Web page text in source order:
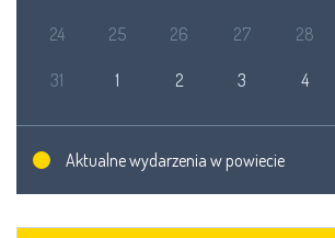
24 25 26 27 28
31 1 2 3 4
Aktualne wydarzenia w powiecie